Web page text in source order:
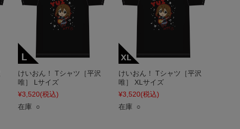
けいおん！ Tシャツ［平沢
唯］ Lサイズ
¥3,520(税込)
在庫 ○
けいおん！ Tシャツ［平沢
唯］ XLサイズ
¥3,520(税込)
在庫 ○